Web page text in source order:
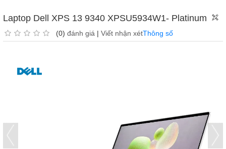
Laptop Dell XPS 13 9340 XPSU5934W1- Platinum
(0) đánh giá | Viết nhận xétThông số